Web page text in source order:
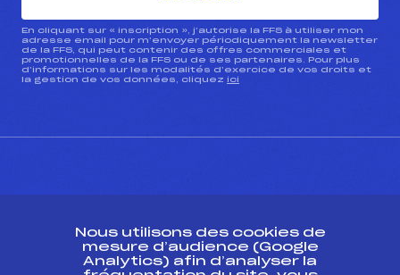
En cliquant sur « inscription », j’autorise la FFS à utiliser mon
adresse email pour m’envoyer périodiquement la newsletter
de la FFS, qui peut contenir des offres commerciales et
promotionnelles de la FFS ou de ses partenaires. Pour plus
d’informations sur les modalités d’exercice de vos droits et
la gestion de vos données, cliquez ici
Nous utilisons des cookies de
mesure d’audience (Google
Analytics) afin d’analyser la